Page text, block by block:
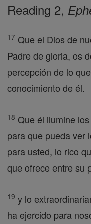
Reading 2,
17 Que el Dios de
Padre de gloria, os
percepción de lo
conocimiento de él.
18 Que él ilumine
para que pueda ver
para usted, lo rico
que ofrece entre su
19 y lo
ha ejercido para